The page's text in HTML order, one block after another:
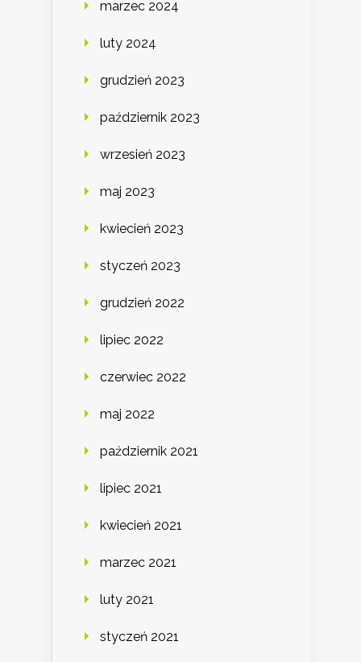
marzec 2024
luty 2024
grudzień 2023
październik 2023
wrzesień 2023
maj 2023
kwiecień 2023
styczeń 2023
grudzień 2022
lipiec 2022
czerwiec 2022
maj 2022
październik 2021
lipiec 2021
kwiecień 2021
marzec 2021
luty 2021
styczeń 2021